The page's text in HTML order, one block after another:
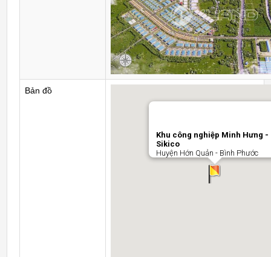
Bản đồ
Khu công nghiệp Minh Hưng -
Sikico
Huyện Hớn Quản - Bình Phước